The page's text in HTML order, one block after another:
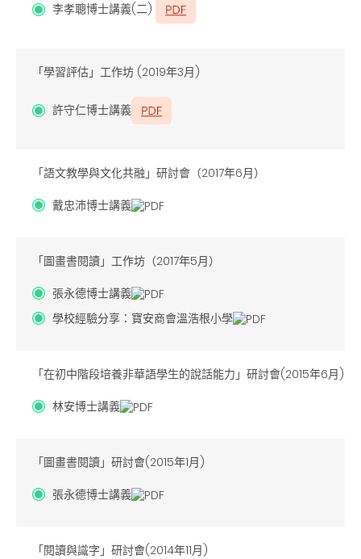
李孝聰博士講義(二)
「學習評估」工作坊 (2019年3月)
許守仁博士講義
「語文教學與文化共融」研討會（2017年6月）
戴忠沛博士講義
「圖畫書閱讀」工作坊（2017年5月）
張永德博士講義
學校經驗分享：寶安商會溫浩根小學
「在初中階段培養非華語學生的說話能力」研討會(2015年6月)
林安博士講義
「圖畫書閱讀」研討會(2015年1月)
張永德博士講義
「閱讀與識字」研討會(2014年11月)